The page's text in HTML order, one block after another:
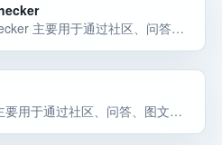
Backlinko SEO Checker 主要用于通过社区、问答、图文或长内容渠道获取自然曝光和早期用户反馈。Backlinko SEO Checker 可以先按 内容发布平台 候选来评估：它主要用于通过社区、问答、图文或长内容渠道获取自然曝光和早… 选择前重点看价格、上手门槛、风险和替代方案。
Social Crawlytics 主要用于通过社区、问答、图文或长内容渠道获取自然曝光和早期用户反馈。Social Crawlytics 主要用于通过社区、问答、图文或长内容渠道获取自然曝光和早期用户反馈。Social Crawlytics… 选择前重点看价格、上手门槛、风险和替代方案。